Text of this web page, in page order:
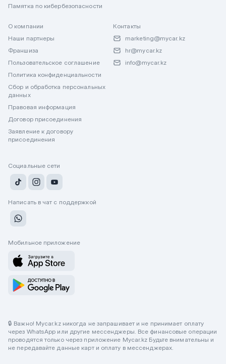
Памятка по кибербезопасности
О компании
Наши партнеры
Франшиза
Пользовательское соглашение
Политика конфиденциальности
Сбор и обработка персональных
данных
Правовая информация
Договор присоединения
Заявление к договору
присоединения
Контакты
marketing@mycar.kz
hr@mycar.kz
info@mycar.kz
Социальные сети
Написать в чат с поддержкой
Мобильное приложение
🔒 Важно! Mycar.kz никогда не запрашивает и не принимает оплату
через WhatsApp или другие мессенджеры. Все финансовые операции
проводятся только через приложение Mycar.kz Будьте внимательны и
не передавайте данные карт и оплату в мессенджерах.